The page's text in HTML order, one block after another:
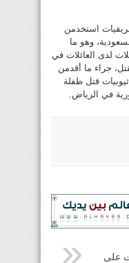
استخدمن
وهو ما
لدى العائلات في
جراء ما أقدمن
قتل طفلة
في الرياض.
على